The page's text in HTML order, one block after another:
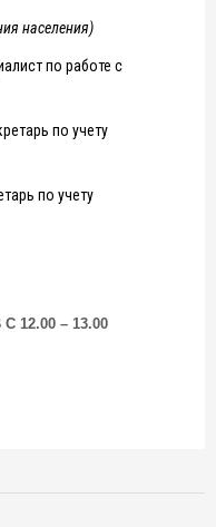
населения)
по работе с
по учету
по учету
– 13.00